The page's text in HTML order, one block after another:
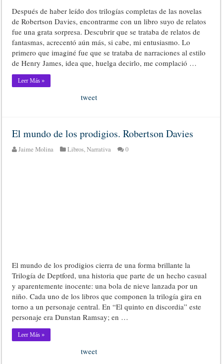
Después de haber leído dos trilogías completas de las novelas
de Robertson Davies, encontrarme con un libro suyo de relatos
fue una grata sorpresa. Descubrir que se trataba de relatos de
fantasmas, acrecentó aún más, si cabe, mi entusiasmo. Lo
primero que imaginé fue que se trataba de narraciones al estilo
de Henry James, idea que, huelga decirlo, me complació …
Leer Más »
tweet
El mundo de los prodigios. Robertson Davies
Jaime Molina Libros,Narrativa 0
El mundo de los prodigios cierra de una forma brillante la
Trilogía de Deptford, una historia que parte de un hecho casual
y aparentemente inocente: una bola de nieve lanzada por un
niño. Cada uno de los libros que componen la trilogía gira en
torno a un personaje central. En “El quinto en discordia” este
personaje era Dunstan Ramsay; en …
Leer Más »
tweet